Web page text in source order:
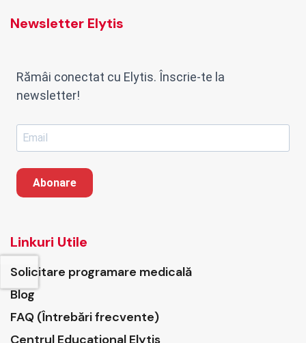
Newsletter Elytis
Rămâi conectat cu Elytis. Înscrie-te la
newsletter!
Abonare
Linkuri Utile
Solicitare programare medicală
Blog
FAQ (Întrebări frecvente)
Centrul Educațional Elytis